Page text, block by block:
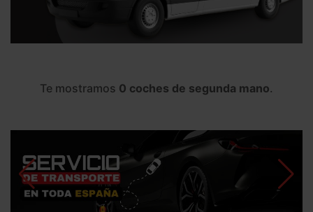
Te mostramos 0 coches de segunda mano.